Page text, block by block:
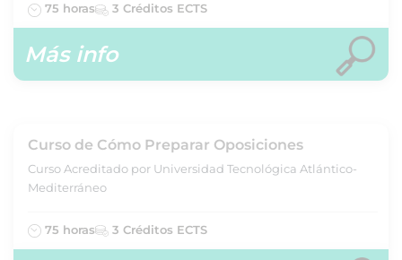
75 horas 3 Créditos ECTS
Más info
Curso de Cómo Preparar Oposiciones
Curso Acreditado por Universidad Tecnológica Atlántico-
Mediterráneo
75 horas 3 Créditos ECTS